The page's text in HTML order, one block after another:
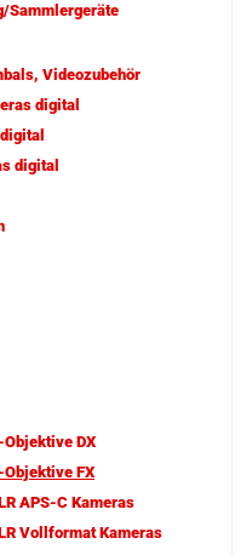
Sammlergeräte
Videozubehör
digital
digital
DX
FX
APS-C Kameras
Vollformat Kameras